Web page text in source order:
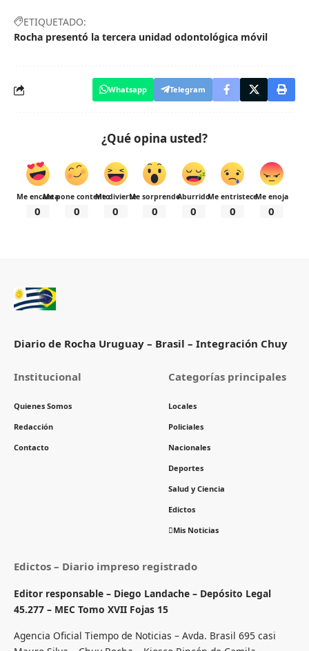
ETIQUETADO:
Rocha presentó la tercera unidad odontológica móvil
Whatsapp Telegram
¿Qué opina usted?
Me encanta
0
Me pone contento
0
Me divierte
0
Me sorprende
0
Aburrido
0
Me entristece
0
Me enoja
0
Diario de Rocha Uruguay – Brasil – Integración Chuy
Institucional
Quienes Somos
Redacción
Contacto
Categorías principales
Locales
Policiales
Nacionales
Deportes
Salud y Ciencia
Edictos
Mis Noticias
Edictos – Diario impreso registrado
Editor responsable – Diego Landache – Depósito Legal
45.277 – MEC Tomo XVII Fojas 15
Agencia Oficial Tiempo de Noticias – Avda. Brasil 695 casi